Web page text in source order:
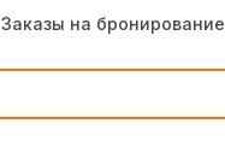
Заказы на бронирование